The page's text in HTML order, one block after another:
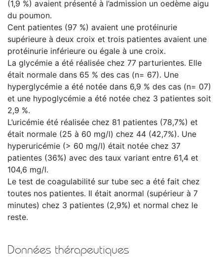
(1,9 %) avaient présenté à l’admission un oedème aigu
du poumon.
Cent patientes (97 %) avaient une protéinurie
supérieure à deux croix et trois patientes avaient une
protéinurie inférieure ou égale à une croix.
La glycémie a été réalisée chez 77 parturientes. Elle
était normale dans 65 % des cas (n= 67). Une
hyperglycémie a été notée dans 6,9 % des cas (n= 07)
et une hypoglycémie a été notée chez 3 patientes soit
2,9 %.
L’uricémie été réalisée chez 81 patientes (78,7%) et
était normale (25 à 60 mg/l) chez 44 (42,7%). Une
hyperuricémie (> 60 mg/l) était notée chez 37
patientes (36%) avec des taux variant entre 61,4 et
104,6 mg/l.
Le test de coagulabilité sur tube sec a été fait chez
toutes nos patientes. Il était anormal (supérieur à 7
minutes) chez 3 patientes (2,9%) et normal chez le
reste.
Données thérapeutiques